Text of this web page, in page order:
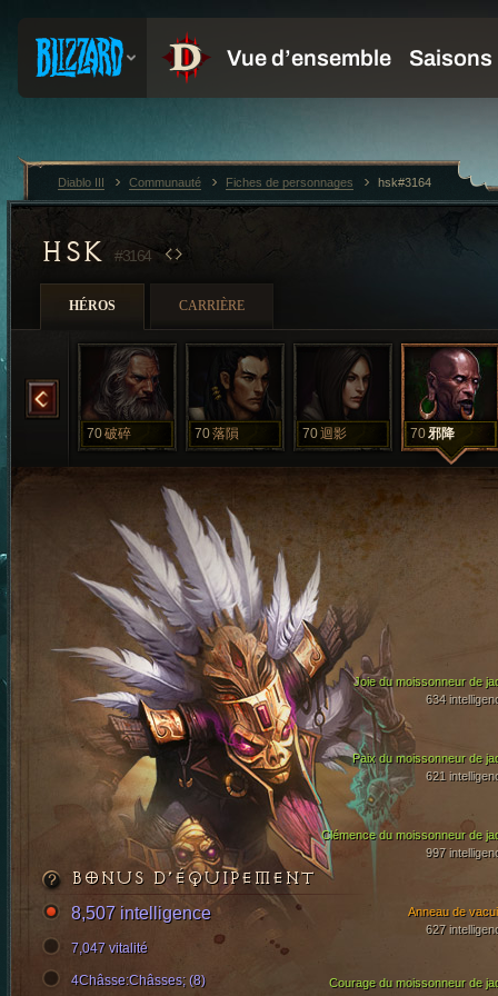
HSK #3164
HÉROS CARRIÈRE
髮 70破碎 70落隕 70迴影 70邪降
Paix du moissonneur de
621
Clémence du moissonneur de
997
Joie du moissonneur de
634
Courage du moissonneur de
Anneau de
627
BONUS D’ÉQUIPEMENT
8,507 intelligence
7,047 vitalité
4Châsse:Châsses; (8)
Diablo III Communauté Fiches de personnages hsk#3164